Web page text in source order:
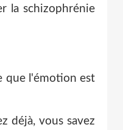
la schizophrénie
que l'émotion est
déjà, vous savez